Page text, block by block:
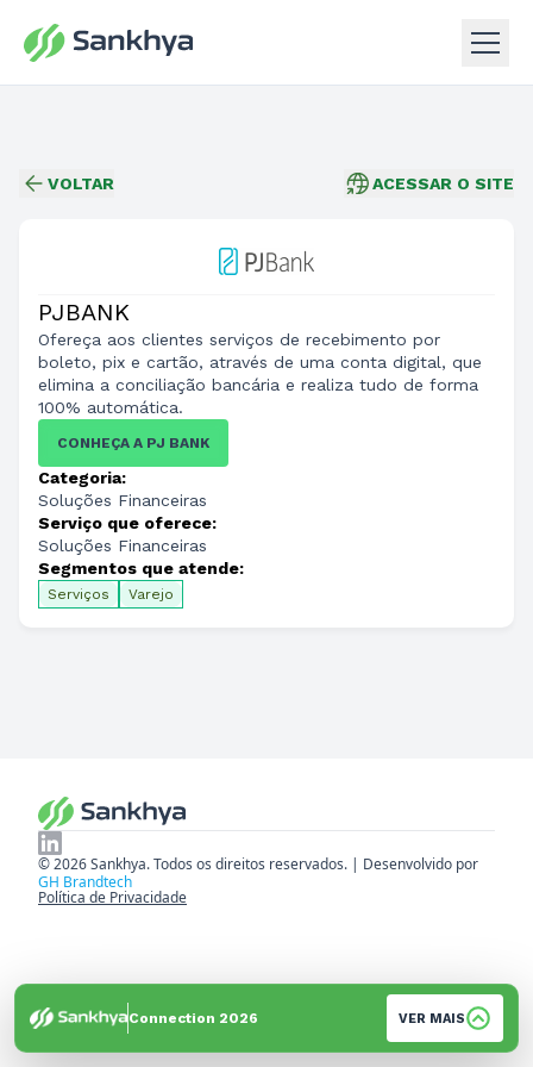
VOLTAR ACESSAR O SITE
PJBANK
Ofereça aos clientes serviços de recebimento por
boleto, pix e cartão, através de uma conta digital, que
elimina a conciliação bancária e realiza tudo de forma
100% automática.
CONHEÇA A PJ BANK
Categoria:
Soluções Financeiras
Serviço que oferece:
Soluções Financeiras
Segmentos que atende:
Serviços Varejo
© 2026 Sankhya. Todos os direitos reservados. | Desenvolvido por
GH Brandtech
Política de Privacidade
Connection 2026 VER MAIS